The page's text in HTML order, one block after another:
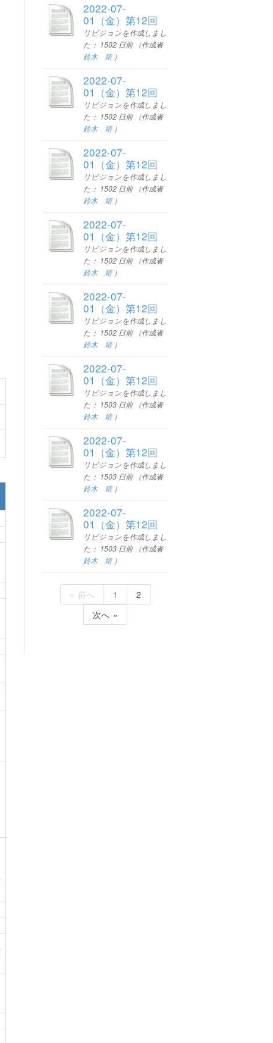
2022-07-
01（金）第12回
リビジョンを作成しまし
た： 1502 日前（作成者
鈴木 靖）
2022-07-
01（金）第12回
リビジョンを作成しまし
た： 1502 日前（作成者
鈴木 靖）
2022-07-
01（金）第12回
リビジョンを作成しまし
た： 1502 日前（作成者
鈴木 靖）
2022-07-
01（金）第12回
リビジョンを作成しまし
た： 1502 日前（作成者
鈴木 靖）
2022-07-
01（金）第12回
リビジョンを作成しまし
た： 1502 日前（作成者
鈴木 靖）
2022-07-
01（金）第12回
リビジョンを作成しまし
た： 1503 日前（作成者
鈴木 靖）
2022-07-
01（金）第12回
リビジョンを作成しまし
た： 1503 日前（作成者
鈴木 靖）
2022-07-
01（金）第12回
リビジョンを作成しまし
た： 1503 日前（作成者
鈴木 靖）
前へ 1
2
次へ